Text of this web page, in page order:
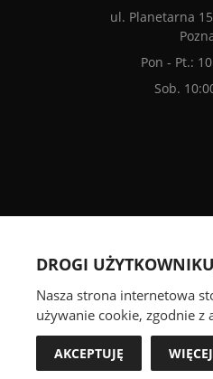
ul. Planetarna
Pon - Pt.:
Sob.
DROGI
Nasza strona internetowa
używanie cookie, zgodnie
AKCEPTUJĘ WIĘCEJ